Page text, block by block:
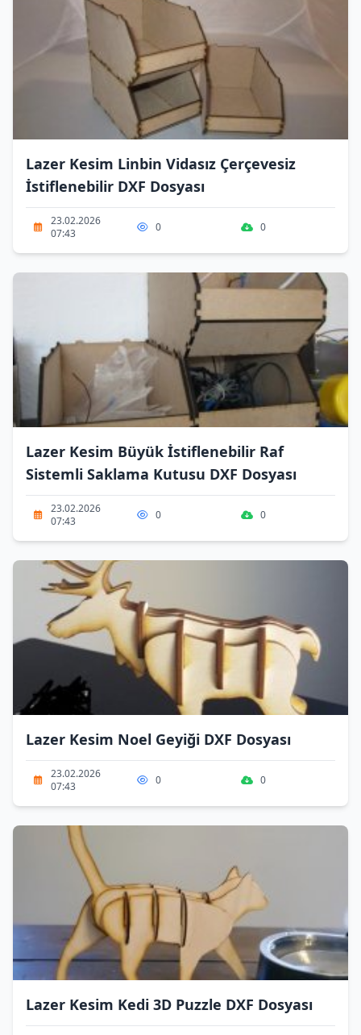
Lazer Kesim Linbin Vidasız Çerçevesiz
İstiflenebilir DXF Dosyası
23.02.2026
07:43
0 0
Lazer Kesim Büyük İstiflenebilir Raf
Sistemli Saklama Kutusu DXF Dosyası
23.02.2026
07:43
0 0
Lazer Kesim Noel Geyiği DXF Dosyası
23.02.2026
07:43
0 0
Lazer Kesim Kedi 3D Puzzle DXF Dosyası